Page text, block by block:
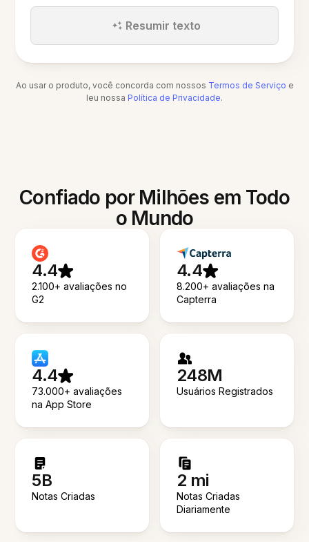
Resumir texto
Ao usar o produto, você concorda com nossos Termos de Serviço e
leu nossa Política de Privacidade.
Confiado por Milhões em Todo
o Mundo
4.4
2.100+ avaliações no
G2
4.4
8.200+ avaliações na
Capterra
4.4
73.000+ avaliações
na App Store
248M
Usuários Registrados
5B
Notas Criadas
2 mi
Notas Criadas
Diariamente